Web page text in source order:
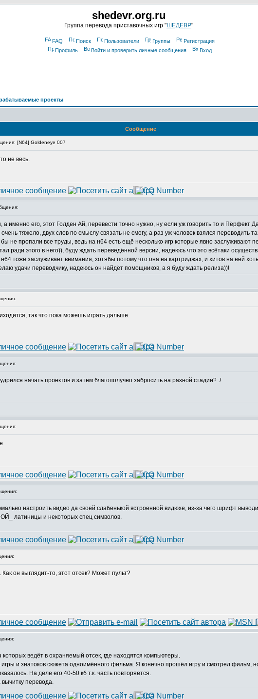
shedevr.org.ru
Группа перевода приставочных игр "ШЕДЕВР"
FAQ Поиск Пользователи Группы
Регистрация
Профиль
Войти и проверить личные сообщения Вход
проекты
Сообщение
[N64] Goldeneye 007
не весь.
именно его, этот Голден Ай, перевести точно нужно, ну если уж говорить то и Пёрфект
тяжело, двух слов по смыслу связать не смогу, а раз уж человек взялся переводить
не пропали все труды, ведь на н64 есть ещё несколько игр которые явно заслуживают
ради этого в него)), буду ждать переведённой версии, надеюсь что это всётаки
тоже заслуживает внимания, хотябы потому что она на картриджах, и хитов на ней
удачи переводчику, надеюсь он найдёт помощников, а я буду ждать релиза))!
так что пока можешь играть дальше.
начать проектов и затем благополучно забросить на разной стадии? :/
настроить видео да своей слабенькой встроенной видюхе, из-за чего шрифт
латиницы и некоторых спец символов.
он выглядит-то, этот отсек? Может пульт?
ведёт в охраняемый отсек, где находятся компьютеры.
и знатоков сюжета одноимённого фильма. Я конечно прошёл игру и смотрел фильм,
На деле его 40-50 кб т.к. часть повторяется.
вычитку перевода.